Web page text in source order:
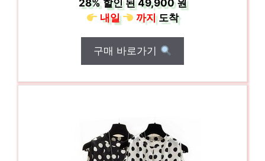
28%할인 된49,900 원
내일
까지도착
구매 바로가기